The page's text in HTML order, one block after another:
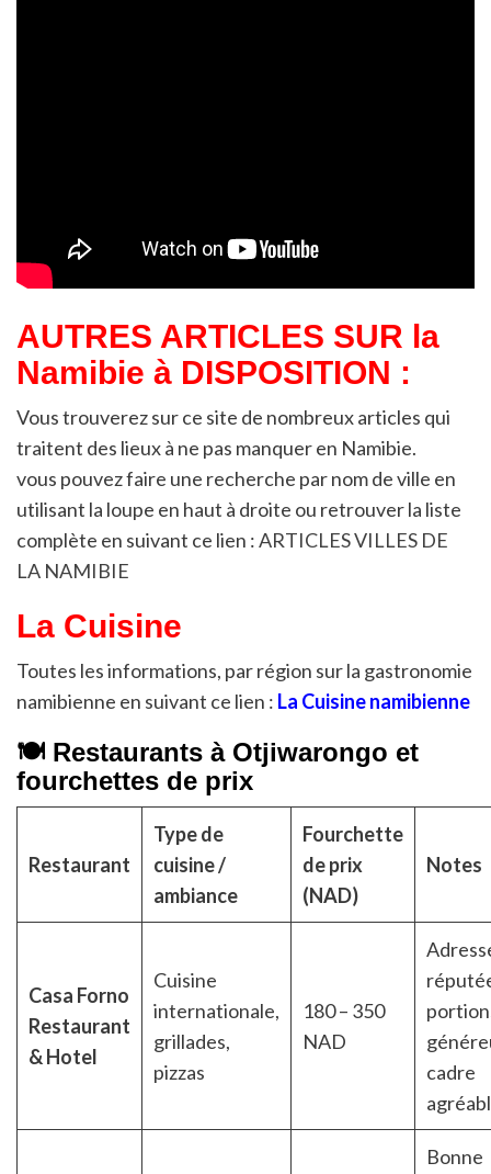
AUTRES ARTICLES SUR la
Namibie à DISPOSITION :
Vous trouverez sur ce site de nombreux articles qui
traitent des lieux à ne pas manquer en Namibie.
vous pouvez faire une recherche par nom de ville en
utilisant la loupe en haut à droite ou retrouver la liste
complète en suivant ce lien :ARTICLES VILLES DE
LA NAMIBIE
La Cuisine
Toutes les informations, par région sur la gastronomie
namibienne en suivant ce lien : La Cuisine namibienne
🍽️ Restaurants à Otjiwarongo et
fourchettes de prix
Restaurant
Type de
cuisine /
ambiance
Fourchette
de prix
(NAD)
Notes
Casa Forno
Restaurant
& Hotel
Cuisine
internationale,
grillades,
pizzas
180 – 350
NAD
cadre
Bonne